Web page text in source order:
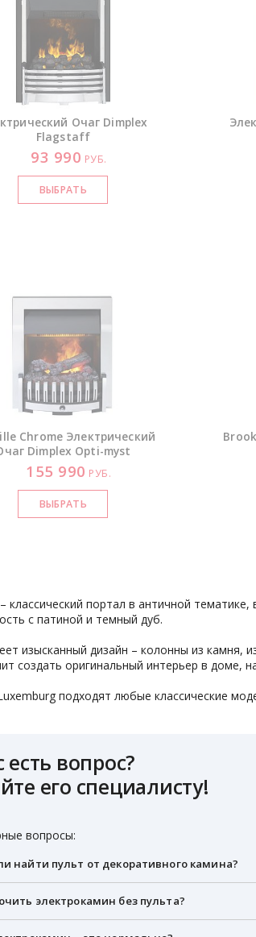
Очаг Dimplex
Flagstaff
93 990 РУБ.
Chrome Электрический
Dimplex Opti-myst
155 990 РУБ.
классический портал в античной
с патиной и темный дуб.
изысканный дизайн – колонны из камня,
создать оригинальный интерьер в доме,
подходят любые классические
есть вопрос?
его специалисту!
вопросы:
найти пульт от декоративного камина?
электрокамин без пульта?